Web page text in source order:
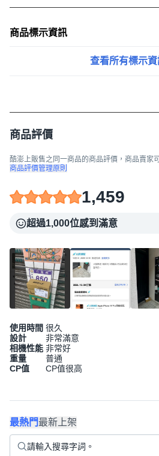
商品標示資訊
查看所有標示資
商品評價
酷澎上販售之同一商品的商品評價，商品賣家
商品評價管理原則
1,459
超過1,000位感到滿意
使用時間 很久
設計
非常滿意
相機性能 非常好
重量
普通
CP值
CP值很高
最熱門最新上架